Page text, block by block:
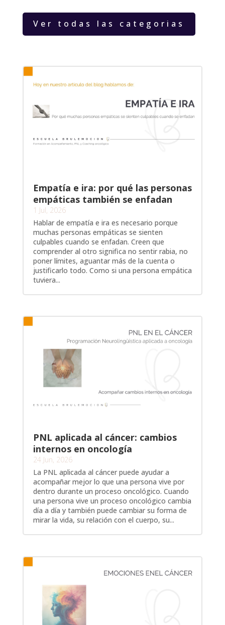
Ver todas las categorias
Empatía e ira: por qué las personas
empáticas también se enfadan
1 Jul, 2026
Hablar de empatía e ira es necesario porque
muchas personas empáticas se sienten
culpables cuando se enfadan. Creen que
comprender al otro significa no sentir rabia, no
poner límites, aguantar más de la cuenta o
justificarlo todo. Como si una persona empática
tuviera...
PNL aplicada al cáncer: cambios
internos en oncología
24 Jun, 2026
La PNL aplicada al cáncer puede ayudar a
acompañar mejor lo que una persona vive por
dentro durante un proceso oncológico. Cuando
una persona vive un proceso oncológico cambia
día a día y también puede cambiar su forma de
mirar la vida, su relación con el cuerpo, su...